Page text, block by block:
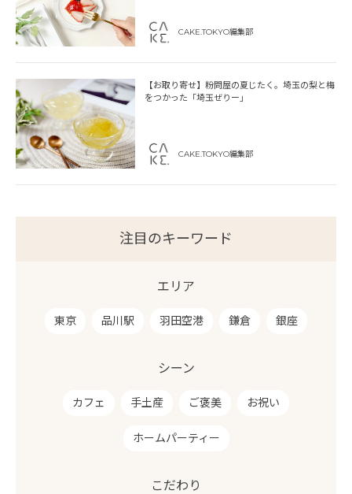
CAKE.TOKYO編集部
【お取り寄せ】粉問屋の夏じたく。埼玉の梨と梅
をつかった「埼玉ぜりー」
CAKE.TOKYO編集部
注目のキーワード
エリア
東京 品川駅 羽田空港 鎌倉 銀座
シーン
カフェ 手土産 ご褒美 お祝い
ホームパーティー
こだわり